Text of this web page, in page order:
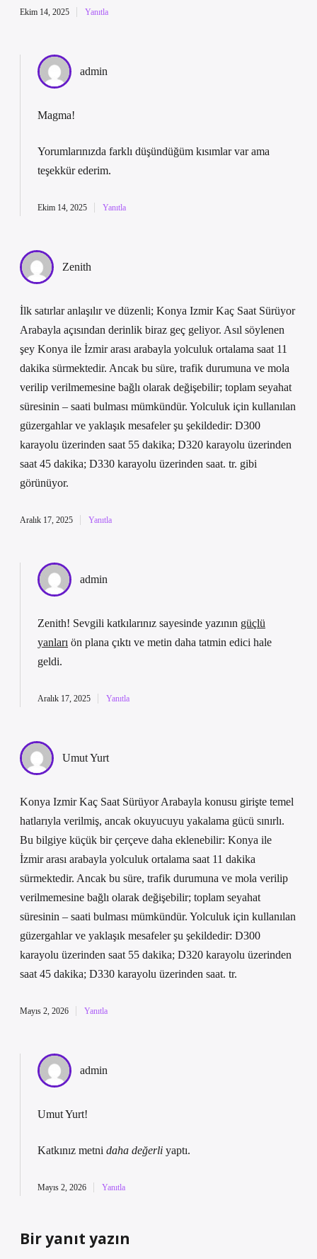
Ekim 14, 2025 Yanıtla
admin
Magma!
Yorumlarınızda farklı düşündüğüm kısımlar var ama
teşekkür ederim.
Ekim 14, 2025 Yanıtla
Zenith
İlk satırlar anlaşılır ve düzenli; Konya Izmir Kaç Saat Sürüyor
Arabayla açısından derinlik biraz geç geliyor. Asıl söylenen
şey Konya ile İzmir arası arabayla yolculuk ortalama saat 11
dakika sürmektedir. Ancak bu süre, trafik durumuna ve mola
verilip verilmemesine bağlı olarak değişebilir; toplam seyahat
süresinin – saati bulması mümkündür. Yolculuk için kullanılan
güzergahlar ve yaklaşık mesafeler şu şekildedir: D300
karayolu üzerinden saat 55 dakika; D320 karayolu üzerinden
saat 45 dakika; D330 karayolu üzerinden saat. tr. gibi
görünüyor.
Aralık 17, 2025 Yanıtla
admin
Zenith! Sevgili katkılarınız sayesinde yazının güçlü
yanları ön plana çıktı ve metin daha tatmin edici hale
geldi.
Aralık 17, 2025 Yanıtla
Umut Yurt
Konya Izmir Kaç Saat Sürüyor Arabayla konusu girişte temel
hatlarıyla verilmiş, ancak okuyucuyu yakalama gücü sınırlı.
Bu bilgiye küçük bir çerçeve daha eklenebilir: Konya ile
İzmir arası arabayla yolculuk ortalama saat 11 dakika
sürmektedir. Ancak bu süre, trafik durumuna ve mola verilip
verilmemesine bağlı olarak değişebilir; toplam seyahat
süresinin – saati bulması mümkündür. Yolculuk için kullanılan
güzergahlar ve yaklaşık mesafeler şu şekildedir: D300
karayolu üzerinden saat 55 dakika; D320 karayolu üzerinden
saat 45 dakika; D330 karayolu üzerinden saat. tr.
Mayıs 2, 2026 Yanıtla
admin
Umut Yurt!
Katkınız metni daha değerli yaptı.
Mayıs 2, 2026 Yanıtla
Bir yanıt yazın